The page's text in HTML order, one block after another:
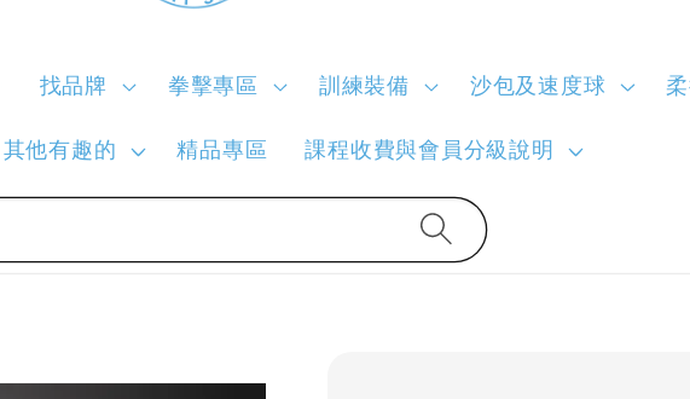
找品牌 拳擊專區 訓練裝備 沙包及速度球
其他有趣的 精品專區 課程收費與會員分級說明